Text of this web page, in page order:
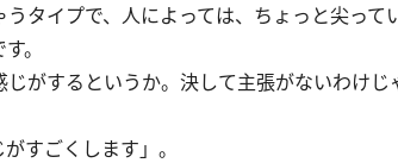
タイプで、人によっては、ちょっと尖って
。
がするというか。決して主張がないわけ
すごくします」。